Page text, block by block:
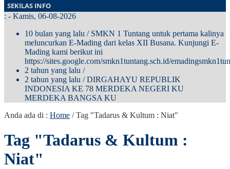
SEKILAS INFO
: - Kamis, 06-08-2026
10 bulan yang lalu / SMKN 1 Tuntang untuk pertama kalinya
meluncurkan E-Mading dari kelas XII Busana. Kunjungi E-
Mading kami berikut ini
https://sites.google.com/smkn1tuntang.sch.id/
2 tahun yang lalu /
2 tahun yang lalu / DIRGAHAYU REPUBLIK
INDONESIA KE 78 MERDEKA NEGERI KU
MERDEKA BANGSA KU
Anda ada di : Home /Tag "Tadarus & Kultum : Niat"
Tag "Tadarus & Kultum :
Niat"